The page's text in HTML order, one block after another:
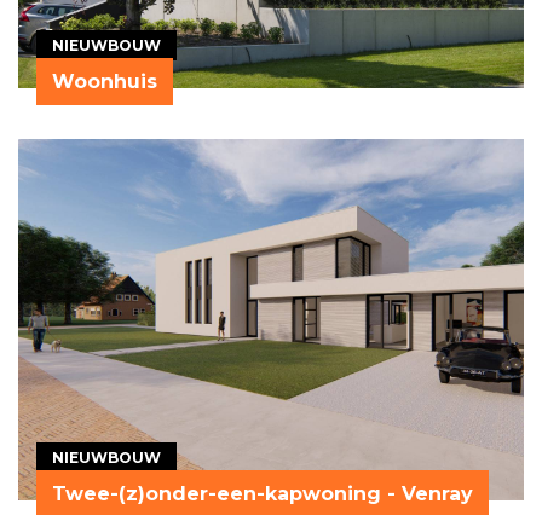
NIEUWBOUW
Woonhuis
NIEUWBOUW
Twee-(z)onder-een-kapwoning - Venray